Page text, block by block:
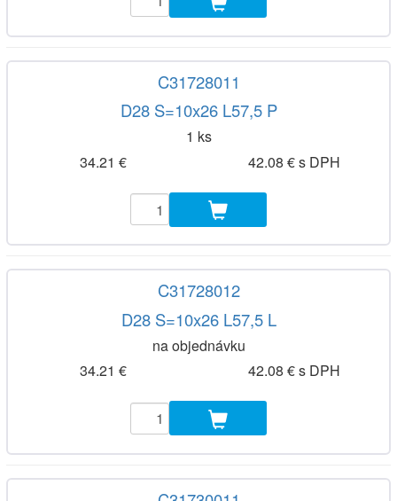
C31728011
D28 S=10x26 L57,5 P
1 ks
34.21 €
42.08 € s DPH
C31728012
D28 S=10x26 L57,5 L
na objednávku
34.21 €
42.08 € s DPH